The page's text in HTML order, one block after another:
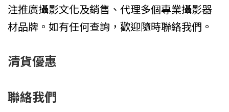
注推廣攝影文化及銷售、代理多個專業攝影器
材品牌。如有任何查詢，歡迎隨時聯絡我們。
清貨優惠
聯絡我們